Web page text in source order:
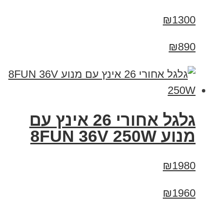
₪1300
₪890
גלגל אחורי 26 אינץ עם
מנוע 8FUN 36V 250W
₪1980
₪1960